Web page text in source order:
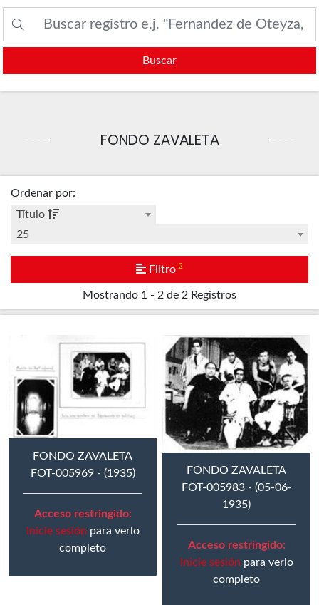
Buscar
FONDO ZAVALETA
Mostrando 1 - 2 de 2 Registros
Ordenar por:
Título
25
Filtro 2
FONDO ZAVALETA
FOT-005969 - (1935)
Acceso restringido:
Inicie sesión para verlo
completo
FONDO ZAVALETA
FOT-005983 - (05-06-
1935)
Acceso restringido:
Inicie sesión para verlo
completo